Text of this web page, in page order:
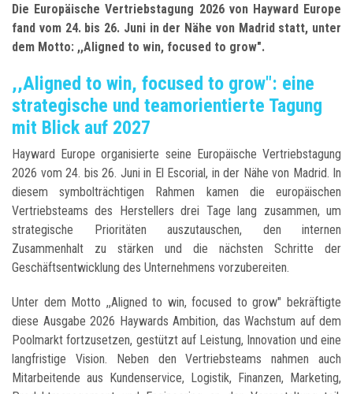
Die Europäische Vertriebstagung 2026 von Hayward Europe
fand vom 24. bis 26. Juni in der Nähe von Madrid statt, unter
dem Motto: ,,Aligned to win, focused to grow".
,,Aligned to win, focused to grow": eine
strategische und teamorientierte Tagung
mit Blick auf 2027
Hayward Europe organisierte seine Europäische Vertriebstagung
2026 vom 24. bis 26. Juni in El Escorial, in der Nähe von Madrid. In
diesem symbolträchtigen Rahmen kamen die europäischen
Vertriebsteams des Herstellers drei Tage lang zusammen, um
strategische Prioritäten auszutauschen, den internen
Zusammenhalt zu stärken und die nächsten Schritte der
Geschäftsentwicklung des Unternehmens vorzubereiten.
Unter dem Motto ,,Aligned to win, focused to grow" bekräftigte
diese Ausgabe 2026 Haywards Ambition, das Wachstum auf dem
Poolmarkt fortzusetzen, gestützt auf Leistung, Innovation und eine
langfristige Vision. Neben den Vertriebsteams nahmen auch
Mitarbeitende aus Kundenservice, Logistik, Finanzen, Marketing,